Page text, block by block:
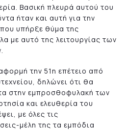
Βασική πλευρά αυτού του
ήταν και αυτή για την
υπήρξε θύμα της
με αυτό της λειτουργίας των
την 51η επέτειο από
δηλώνει ότι θα
στην εμπροσθοφυλακή των
και ελευθερία του
με όλες τις
μέλη της τα εμπόδια